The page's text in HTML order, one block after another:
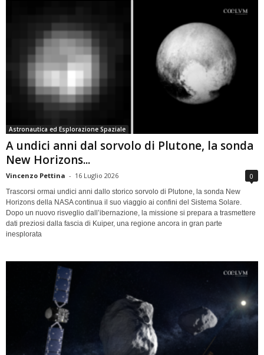
Astronautica ed Esplorazione Spaziale
A undici anni dal sorvolo di Plutone, la sonda
New Horizons...
Vincenzo Pettina - 16 Luglio 2026 0
Trascorsi ormai undici anni dallo storico sorvolo di Plutone, la sonda New
Horizons della NASA continua il suo viaggio ai confini del Sistema Solare.
Dopo un nuovo risveglio dall’ibernazione, la missione si prepara a trasmettere
dati preziosi dalla fascia di Kuiper, una regione ancora in gran parte
inesplorata